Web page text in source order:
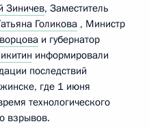
Зиничев, Заместитель
Голикова , Министр
и губернатор
информировали
последствий
где 1 июня
технологического
взрывов.